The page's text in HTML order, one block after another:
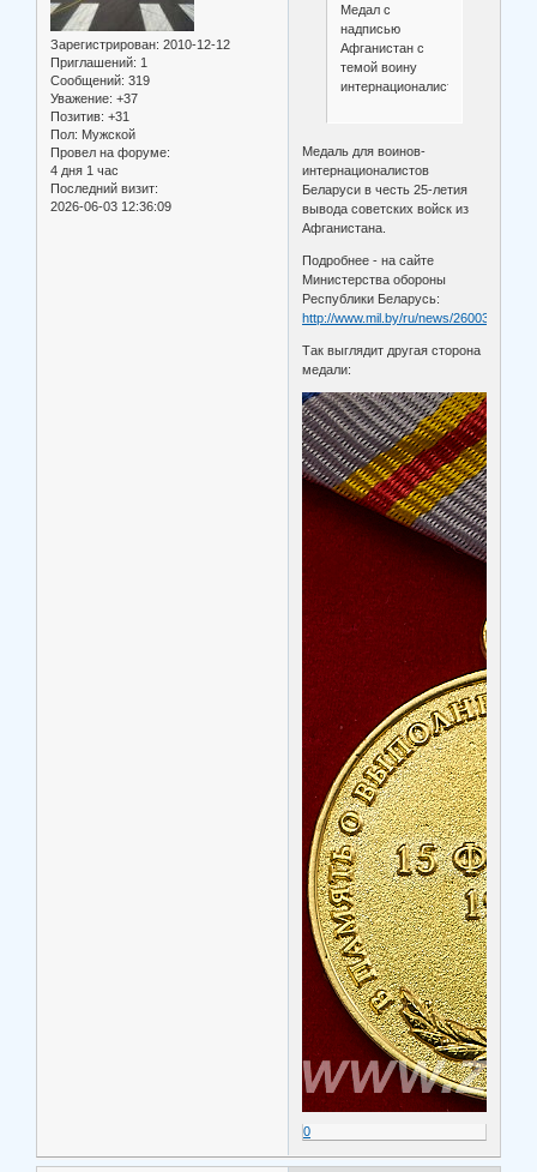
Зарегистрирован: 2010-12-12
Приглашений: 1
Сообщений: 319
Уважение: +37
Позитив: +31
Пол: Мужской
Провел на форуме:
4 дня 1 час
Последний визит:
2026-06-03 12:36:09
Медал с
надписью
Афганистан с
темой воину
интернационалист.
Медаль для воинов-
интернационалистов
Беларуси в честь 25-летия
вывода советских войск из
Афганистана.
Подробнее - на сайте
Министерства обороны
Республики Беларусь:
http://www.mil.by/ru/news/26003/
Так выглядит другая сторона
медали:
0